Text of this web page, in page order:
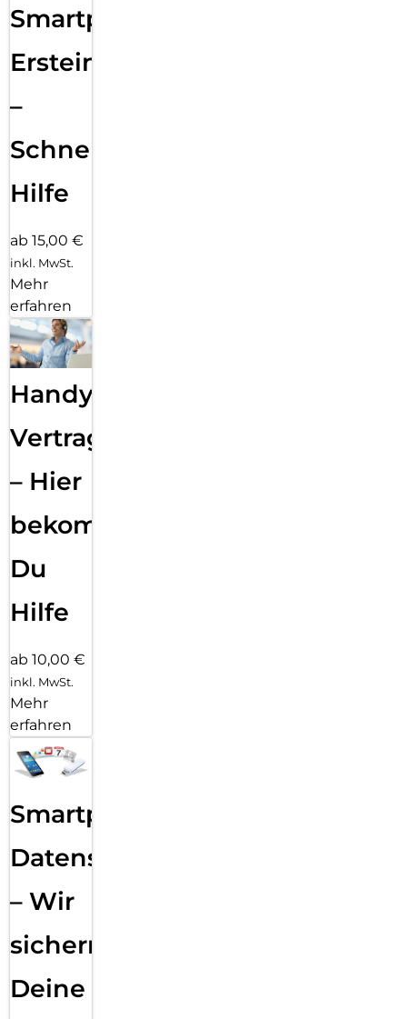
Smartphone
Ersteinrichtung
–
Schnelle
Hilfe
ab 15,00 €
inkl. MwSt.
Mehr
erfahren
Handy
Vertragsabwicklung
– Hier
bekommst
Du
Hilfe
ab 10,00 €
inkl. MwSt.
Mehr
erfahren
Smartphone
Datensicherung
– Wir
sichern
Deine